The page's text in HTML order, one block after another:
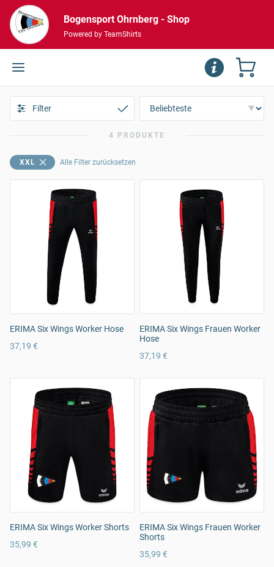
Bogensport Ohrnberg - Shop
Powered by TeamShirts
Filter
4 PRODUKTE
XXL Alle Filter zurücksetzen
ERIMA Six Wings Worker Hose
37,19 €
ERIMA Six Wings Frauen Worker
Hose
37,19 €
ERIMA Six Wings Worker Shorts
35,99 €
ERIMA Six Wings Frauen Worker
Shorts
35,99 €